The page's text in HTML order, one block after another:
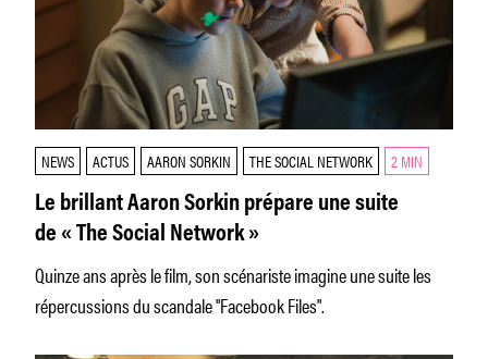
NEWS ACTUS AARON SORKIN THE SOCIAL NETWORK 2 MIN
Le brillant Aaron Sorkin prépare une suite
de « The Social Network »
Quinze ans après le film, son scénariste imagine une suite les
répercussions du scandale "Facebook Files".